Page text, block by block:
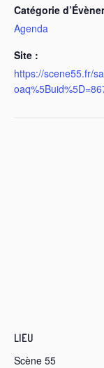
Catégorie
Agenda
Site :
https://scene55.fr/
LIEU
Scène 55